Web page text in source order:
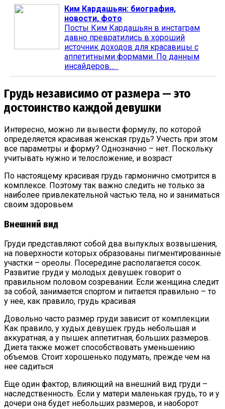
Ким Кардашьян: биография,
новости, фото
Посты Ким Кардашьян в инстаграм
давно превратились в хороший
источник доходов для красавицы с
аппетитными формами. По данным
инсайдеров…
Грудь независимо от размера — это
достоинство каждой девушки
Интересно, можно ли вывести формулу, по которой
определяется красивая женская грудь? Учесть при этом
все параметры и форму? Однозначно – нет. Поскольку
учитывать нужно и телосложение, и возраст
По настоящему красивая грудь гармонично смотрится в
комплексе. Поэтому так важно следить не только за
наиболее привлекательной частью тела, но и заниматься
своим здоровьем
Внешний вид
Груди представляют собой два выпуклых возвышения,
на поверхности которых образованы пигментированные
участки – ореолы. Посередине располагается сосок.
Развитие груди у молодых девушек говорит о
правильном половом созревании. Если женщина следит
за собой, занимается спортом и питается правильно – то
у нее, как правило, грудь красивая
Довольно часто размер груди зависит от комплекции.
Как правило, у худых девушек грудь небольшая и
аккуратная, а у пышек аппетитная, больших размеров.
Диета также может способствовать уменьшению
объемов. Стоит хорошенько подумать, прежде чем на
нее садиться
Еще один фактор, влияющий на внешний вид груди –
наследственность. Если у матери маленькая грудь, то и у
дочери она будет небольших размеров, и наоборот